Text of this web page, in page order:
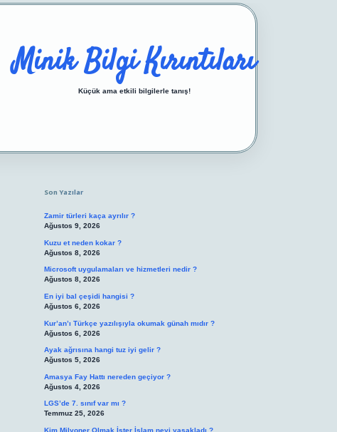
Minik Bilgi Kırıntıları
Küçük ama etkili bilgilerle tanış!
Son Yazılar
Zamir türleri kaça ayrılır ?
Ağustos 9, 2026
Kuzu et neden kokar ?
Ağustos 8, 2026
Microsoft uygulamaları ve hizmetleri nedir ?
Ağustos 8, 2026
En iyi bal çeşidi hangisi ?
Ağustos 6, 2026
Kur’an’ı Türkçe yazılışıyla okumak günah mıdır ?
Ağustos 6, 2026
Ayak ağrısına hangi tuz iyi gelir ?
Ağustos 5, 2026
Amasya Fay Hattı nereden geçiyor ?
Ağustos 4, 2026
LGS’de 7. sınıf var mı ?
Temmuz 25, 2026
Kim Milyoner Olmak İster İslam neyi yasakladı ?